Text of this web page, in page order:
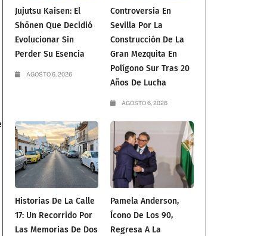
Jujutsu Kaisen: El
Shōnen Que Decidió
Evolucionar Sin
Perder Su Esencia
AGOSTO 6, 2026
Controversia En
Sevilla Por La
Construcción De La
Gran Mezquita En
Polígono Sur Tras 20
Años De Lucha
AGOSTO 6, 2026
Historias De La Calle
17: Un Recorrido Por
Las Memorias De Dos
Pamela Anderson,
Ícono De Los 90,
Regresa A La